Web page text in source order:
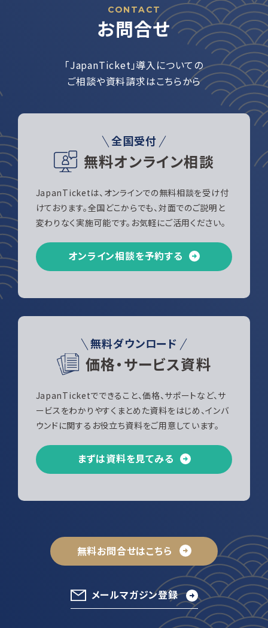
CONTACT
お問合せ
「JapanTicket」導入についての
ご相談や資料請求はこちらから
全国受付
無料オンライン相談
JapanTicketは、オンラインでの無料相談を受け付
けております。全国どこからでも、対面でのご説明と
変わりなく実施可能です。お気軽にご活用ください。
オンライン相談を予約する
無料ダウンロード
価格・サービス資料
JapanTicketでできること、価格、サポートなど、サ
ービスをわかりやすくまとめた資料をはじめ、インバ
ウンドに関するお役立ち資料をご用意しています。
まずは資料を見てみる
無料お問合せはこちら
メールマガジン登録